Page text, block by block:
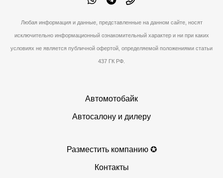
Любая информация и данные, представленные на данном сайте, носят
исключительно информационный ознакомительный характер и ни при каких
условиях не является публичной офертой, определяемой положениями статьи
437 ГК РФ.
Автомотобайк
Автосалону и дилеру
Разместить компанию ✪
Контакты